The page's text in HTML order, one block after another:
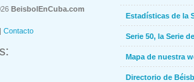
BeisbolEnCuba.com
| Contacto
Estadísticas de la
Serie 50, la Serie
Mapa de nuestra
Directorio de